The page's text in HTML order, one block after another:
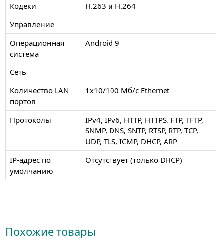
Кодеки
H.263 и H.264
Управление
Операционная
система
Android 9
Сеть
Количество LAN
портов
1x10/100 Mб/с Ethernet
Протоколы
IPv4, IPv6, HTTP, HTTPS, FTP, TFTP,
SNMP, DNS, SNTP, RTSP, RTP, TCP,
UDP, TLS, ICMP, DHCP, ARP
IP-адрес по
умолчанию
Отсутствует (только DHCP)
Похожие товары